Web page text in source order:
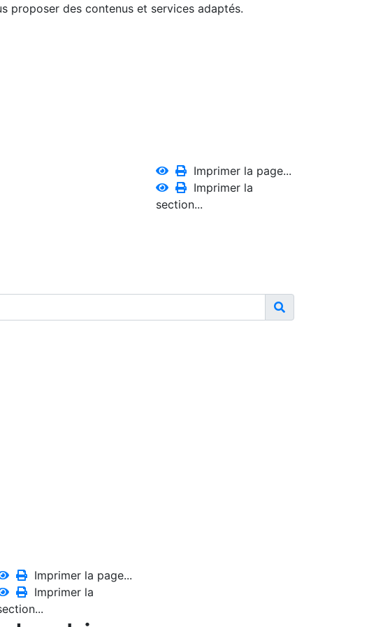
proposer des contenus et services adaptés.
Imprimer la page...
Imprimer la
section...
Imprimer la page...
Imprimer la